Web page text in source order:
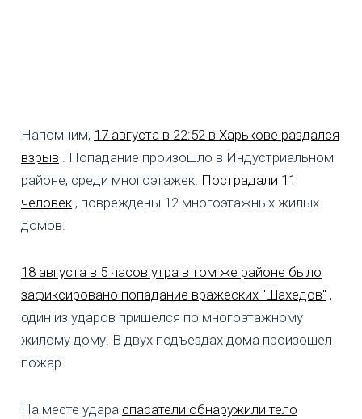
Напомним, 17 августа в 22:52 в Харькове раздался
взрыв . Попадание произошло в Индустриальном
районе, среди многоэтажек. Пострадали 11
человек , повреждены 12 многоэтажных жилых
домов.
18 августа в 5 часов утра в том же районе было
зафиксировано попадание вражеских "Шахедов" ,
один из ударов пришелся по многоэтажному
жилому дому. В двух подъездах дома произошел
пожар.
На месте удара спасатели обнаружили тело